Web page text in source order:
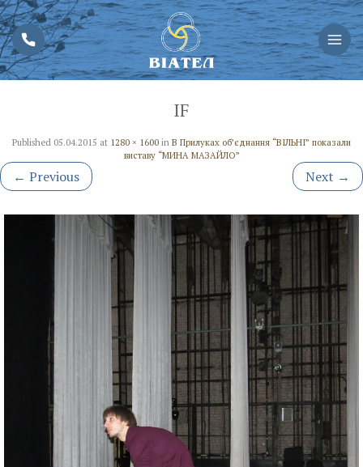
IF
Published 05.04.2015 at 1280 × 1600 in В Прилуках об’єднання “ВІЛЬНІ” показали
виставу “МИНА МАЗАЙЛО”
← Previous Next →